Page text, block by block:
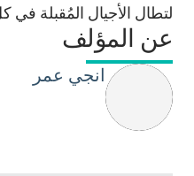
لتطال الأجيال المُقبلة
عن المؤلف
انجي عمر